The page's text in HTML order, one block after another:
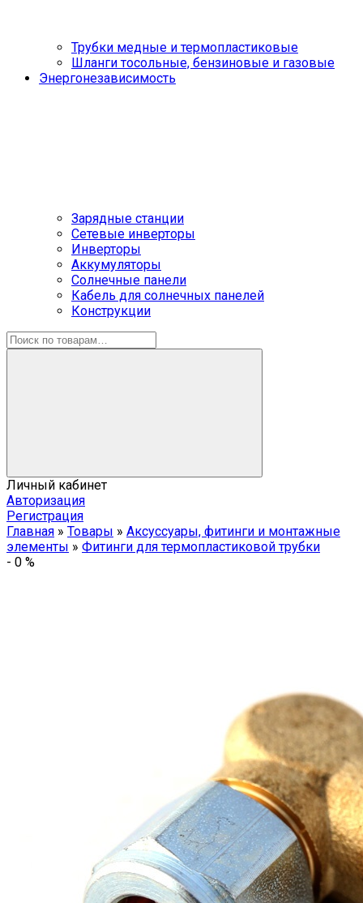
Трубки медные и термопластиковые
Шланги тосольные, бензиновые и газовые
Энергонезависимость
Зарядные станции
Сетевые инверторы
Инверторы
Аккумуляторы
Солнечные панели
Кабель для солнечных панелей
Конструкции
Личный кабинет
Авторизация
Регистрация
Главная » Товары » Аксуссуары, фитинги и монтажные
элементы » Фитинги для термопластиковой трубки
- 0 %